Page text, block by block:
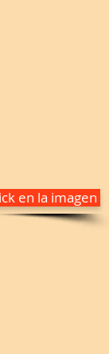
en la imagen